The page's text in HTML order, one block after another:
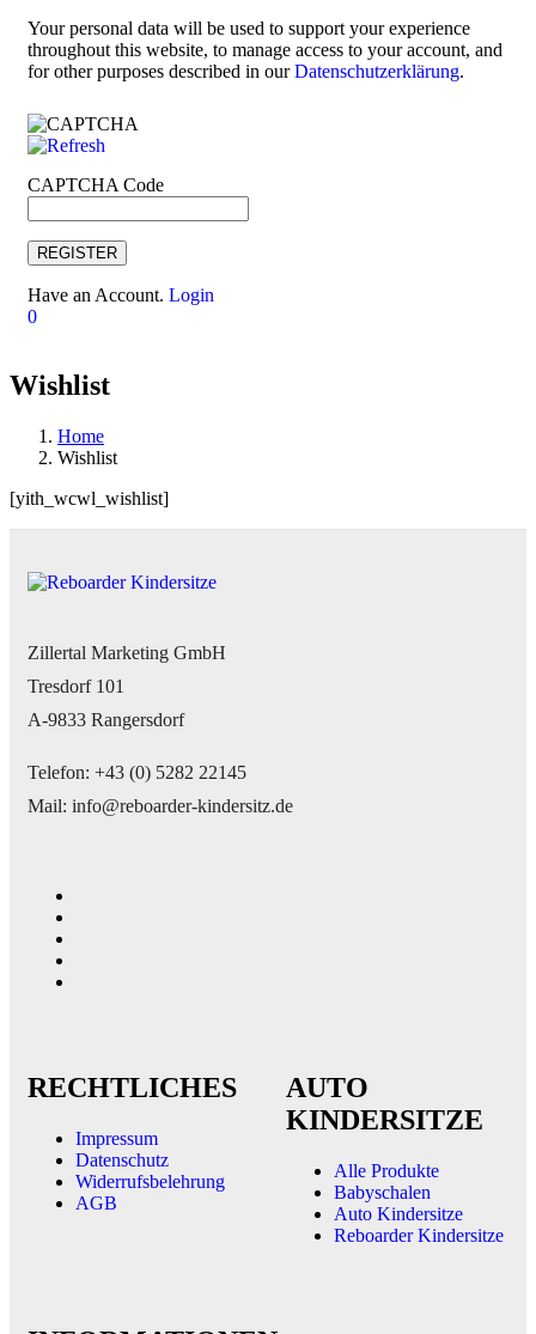
Your personal data will be used to support your experience
throughout this website, to manage access to your account, and
for other purposes described in ourDatenschutzerklärung.
CAPTCHA Code
REGISTER
Have an Account. Login
0
Wishlist
Home
Wishlist
[yith_wcwl_wishlist]
Zillertal Marketing GmbH
Tresdorf 101
A-9833 Rangersdorf
Telefon: +43 (0) 5282 22145
Mail: info@reboarder-kindersitz.de
RECHTLICHES
Impressum
Datenschutz
Widerrufsbelehrung
AGB
AUTO
KINDERSITZE
Alle Produkte
Babyschalen
Auto Kindersitze
Reboarder Kindersitze